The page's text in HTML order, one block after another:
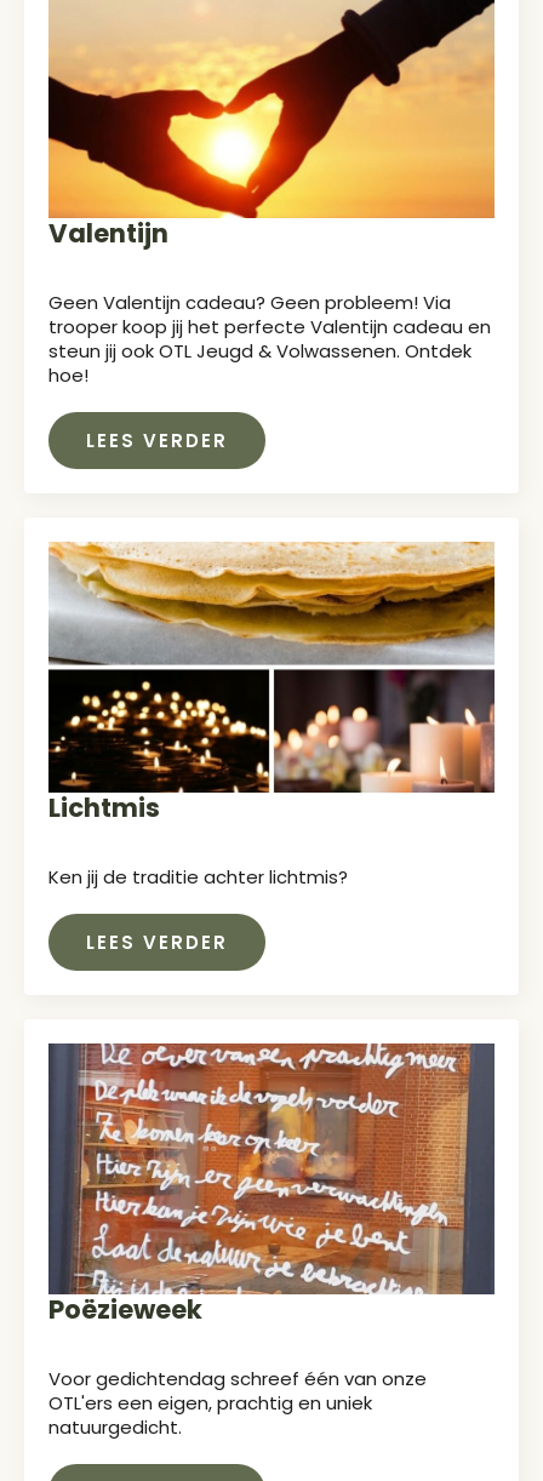
Valentijn
Geen Valentijn cadeau? Geen probleem! Via
trooper koop jij het perfecte Valentijn cadeau en
steun jij ook OTL Jeugd & Volwassenen. Ontdek
hoe!
LEES VERDER
Lichtmis
Ken jij de traditie achter lichtmis?
LEES VERDER
Poëzieweek
Voor gedichtendag schreef één van onze
OTL'ers een eigen, prachtig en uniek
natuurgedicht.